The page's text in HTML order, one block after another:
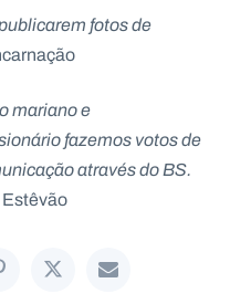
fotos de
mariano e
fazemos votos de
através do BS.